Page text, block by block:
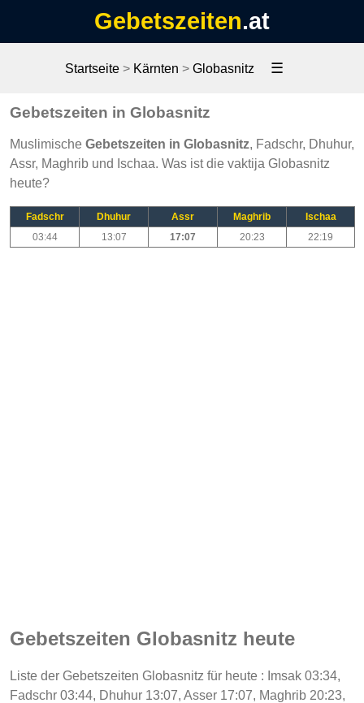
Gebetszeiten.at
Startseite> Kärnten > Globasnitz ☰
Gebetszeiten in Globasnitz
Muslimische Gebetszeiten in Globasnitz, Fadschr, Dhuhur,
Assr, Maghrib und Ischaa. Was ist die vaktija Globasnitz
heute?
Fadschr Dhuhur Assr Maghrib
Ischaa
03:44
13:07 17:07 20:23 22:19
Gebetszeiten Globasnitz heute
Liste der Gebetszeiten Globasnitz für heute : Imsak 03:34,
Fadschr 03:44, Dhuhur 13:07, Asser 17:07, Maghrib 20:23,